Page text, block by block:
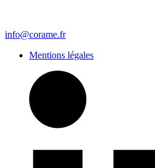
info@corame.fr
Mentions légales